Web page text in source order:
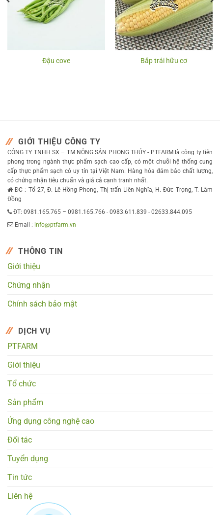
Đậu cove Bắp trái hữu cơ
GIỚI THIỆU CÔNG TY
CÔNG TY TNHH SX – TM NÔNG SẢN PHONG THÚY - PTFARM là công ty tiên
phong trong ngành thực phẩm sạch cao cấp, có một chuỗi hệ thống cung
cấp thực phẩm sạch có uy tín tại Việt Nam. Hàng hóa đảm bảo chất lượng,
có chứng nhận tiêu chuẩn và giá cả cạnh tranh nhất.
ĐC : Tổ 27, Đ. Lê Hồng Phong, Thị trấn Liên Nghĩa, H. Đức Trọng, T. Lâm
Đồng
ĐT: 0981.165.765 – 0981.165.766 - 0983.611.839 - 02633.844.095
Email : info@ptfarm.vn
THÔNG TIN
Giới thiệu
Chứng nhận
Chính sách bảo mật
DỊCH VỤ
PTFARM
Giới thiệu
Tổ chức
Sản phẩm
Ứng dụng công nghệ cao
Đối tác
Tuyển dụng
Tin tức
Liên hệ